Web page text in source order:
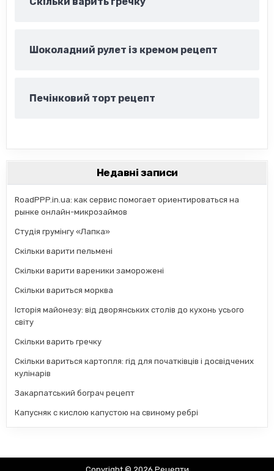
Шоколадний рулет із кремом рецепт
Печінковий торт рецепт
Недавні записи
RoadPPP.in.ua: как сервис помогает ориентироваться на
рынке онлайн-микрозаймов
Студія грумінгу «Лапка»
Скільки варити пельмені
Скільки варити вареники заморожені
Скільки вариться морква
Історія майонезу: від дворянських столів до кухонь усього
світу
Скільки варить гречку
Скільки вариться картопля: гід для початківців і досвідчених
кулінарів
Закарпатський бограч рецепт
Капусняк с кислою капустою на свиному ребрі